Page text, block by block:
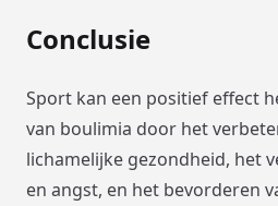
Conclusie
Sport kan een positief effect
van boulimia door het
lichamelijke gezondheid, het
en angst, en het bevorderen